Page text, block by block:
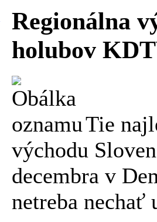
Regionálna
holubov
Tie
východu
decembra v
netreba nechať